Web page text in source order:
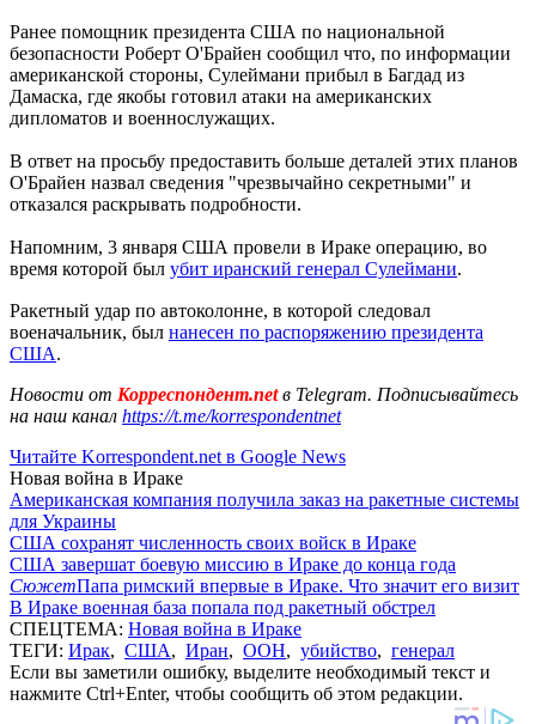
Ранее помощник президента США по национальной
безопасности Роберт О'Брайен сообщил что, по информации
американской стороны, Сулеймани прибыл в Багдад из
Дамаска, где якобы готовил атаки на американских
дипломатов и военнослужащих.
В ответ на просьбу предоставить больше деталей этих планов
О'Брайен назвал сведения "чрезвычайно секретными" и
отказался раскрывать подробности.
Напомним, 3 января США провели в Ираке операцию, во
время которой был убит иранский генерал Сулеймани.
Ракетный удар по автоколонне, в которой следовал
военачальник, был нанесен по распоряжению президента
США.
Новости от Корреспондент.netв Telegram. Подписывайтесь
на наш канал https://t.me/korrespondentnet
Читайте Korrespondent.net в Google News
Новая война в Ираке
Американская компания получила заказ на ракетные системы
для Украины
США сохранят численность своих войск в Ираке
США завершат боевую миссию в Ираке до конца года
СюжетПапа римский впервые в Ираке. Что значит его визит
В Ираке военная база попала под ракетный обстрел
СПЕЦТЕМА: Новая война в Ираке
ТЕГИ: Ирак, США, Иран, ООН, убийство, генерал
Если вы заметили ошибку, выделите необходимый текст и
нажмите Ctrl+Enter, чтобы сообщить об этом редакции.